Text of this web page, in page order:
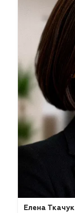
Елена Ткачук